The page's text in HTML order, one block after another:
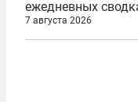
ежедневных
обстоятельство.
истории
7 августа 2026